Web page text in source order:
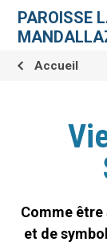
contenu.
navigation
personnelsPAROISSE
Accueil
Comme être
et de